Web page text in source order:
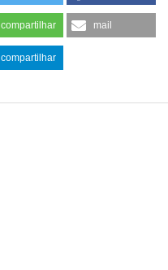
compartilhar mail
compartilhar